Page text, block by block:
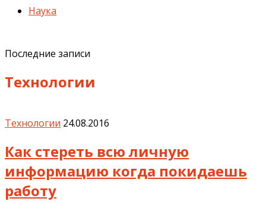
Наука
Последние записи
Технологии
Технологии 24.08.2016
Как стереть всю личную
информацию когда покидаешь
работу